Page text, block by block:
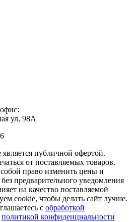
ул, 98А
публичной офертой.
от поставляемых товаров.
право изменить цены и
предварительного уведомления
на качество поставляемой
cookie, чтобы делать сайт лучше.
с обработкой
политикой конфиденциальности